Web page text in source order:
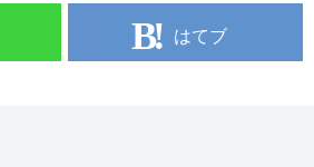
はてブ